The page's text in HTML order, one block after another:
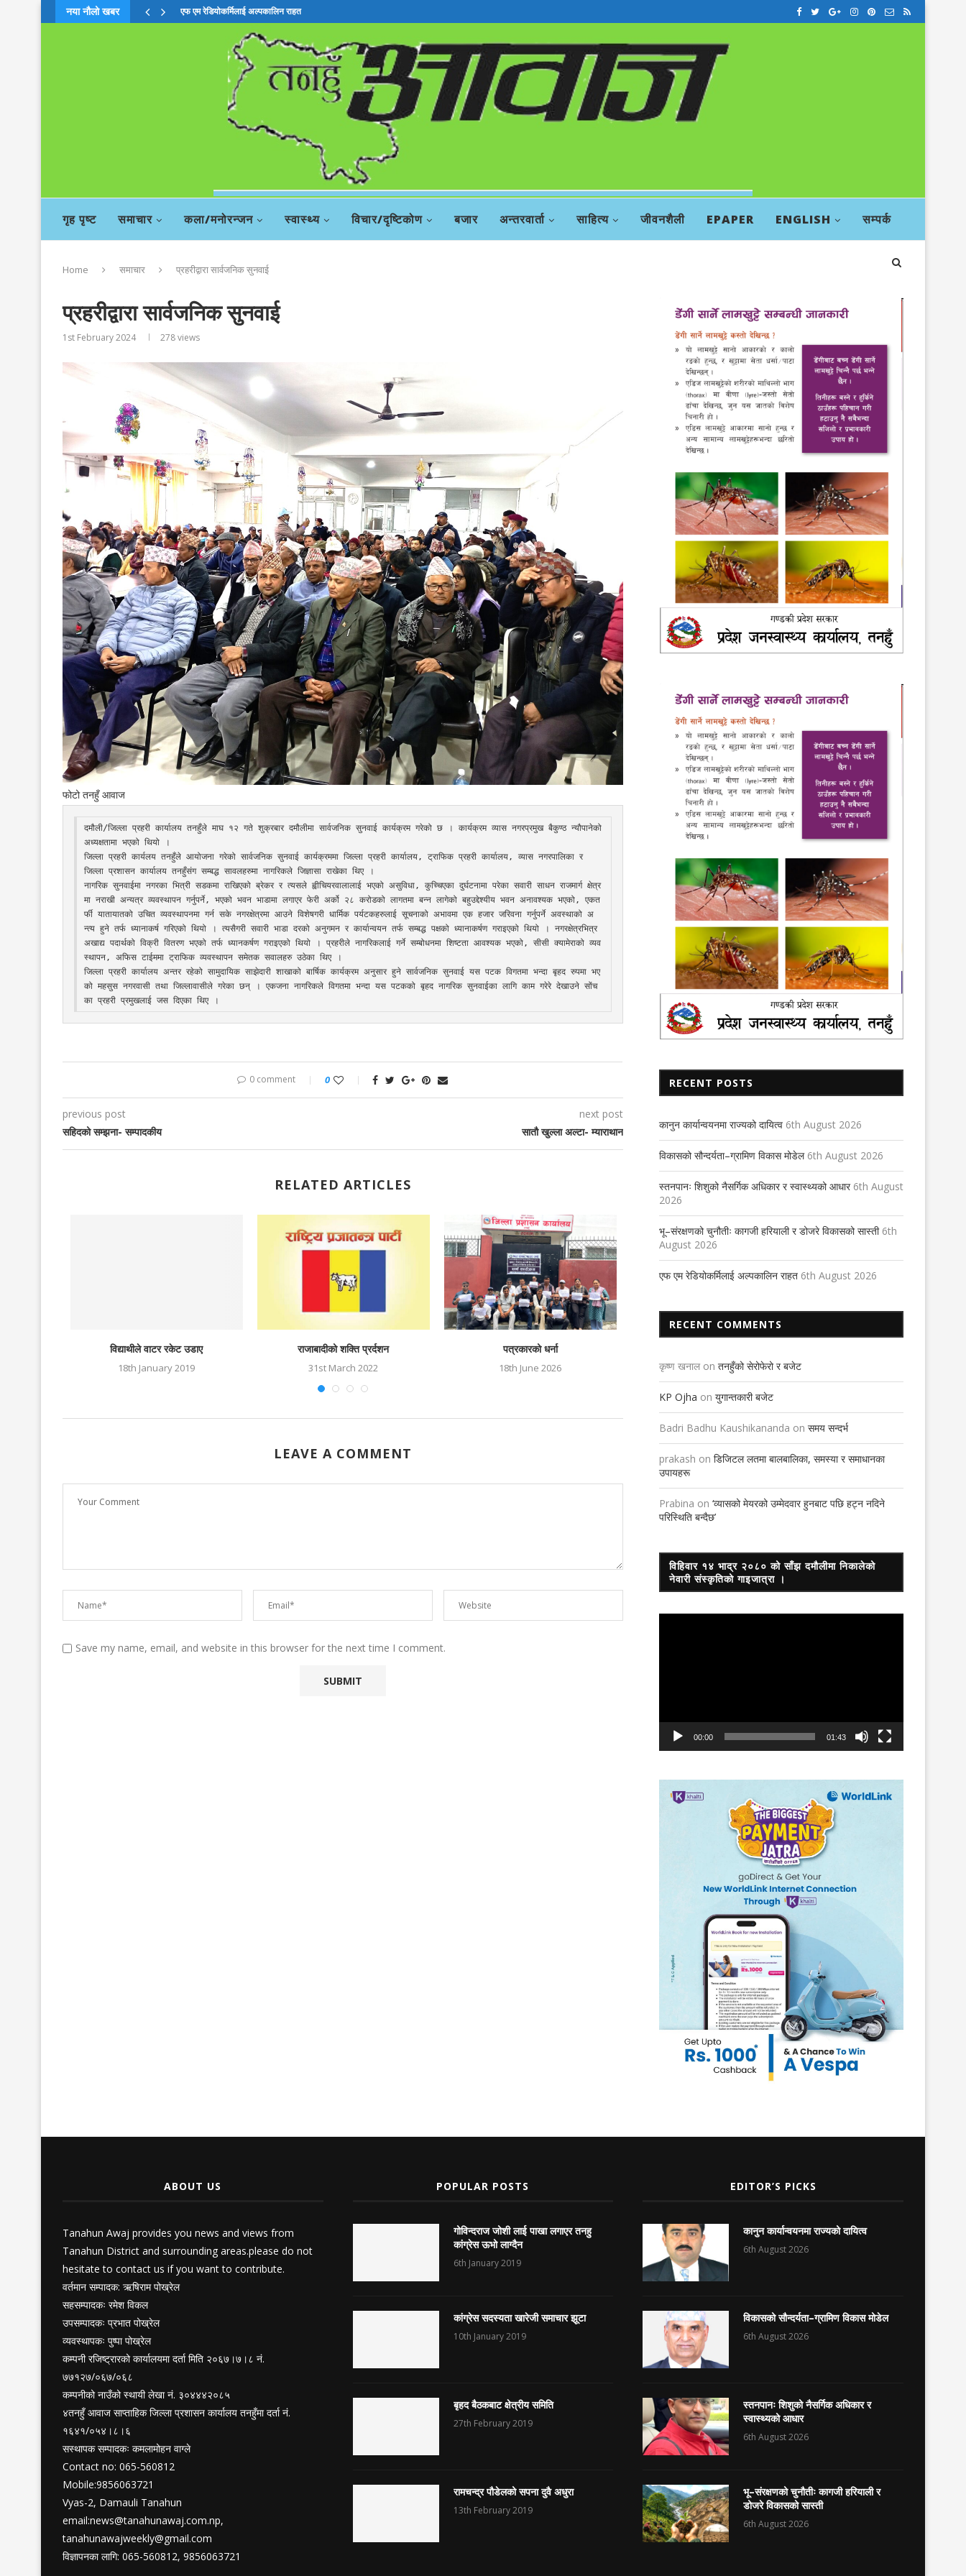
नया नौलो खबर
एफ एम रेडियोकर्मिलाई अल्पकालिन राहत
चिया बहसमाः दाहालको सदस्यता खारेजी सिफारिस
गृह पृष्ट समाचार कला/मनोरन्जन स्वास्थ्य विचार/दृष्टिकोण बजार अन्तरवार्ता साहित्य जीवनशैली EPAPER ENGLISH सम्पर्क
Home समाचार प्रहरीद्वारा सार्वजनिक सुनवाई
प्रहरीद्वारा सार्वजनिक सुनवाई
1st February 2024 278views
फोटो तनहुँ आवाज
दमौली/जिल्ला प्रहरी कार्यालय तनहुँले माघ १२ गते शुक्रबार दमौलीमा सार्वजनिक सुनवाई कार्यक्रम गरेको छ । कार्यक्रम व्यास नगरप्रमुख बैकुण्ठ न्यौपानेको
अध्यक्षतामा भएको थियो ।
जिल्ला प्रहरी कार्यलय तनहुँले आयोजना गरेको सार्वजनिक सुनवाई कार्यक्रममा जिल्ला प्रहरी कार्यालय, ट्राफिक प्रहरी कार्यालय, व्यास नगरपालिका र
जिल्ला प्रशासन कार्यालय तनहुँसंग सम्बद्ध सावलहरुमा नागरिकले जिज्ञासा राखेका थिए ।
नागरिक सुनवाईमा नगरका भित्री सडकमा राखिएको ब्रेकर र त्यसले ह्वीचियरवालालाई भएको असुविधा, कुच्चिएका दुर्घटनामा परेका सवारी साधन राजमार्ग क्षेत्र
मा नराखी अन्यत्र व्यवस्थापन गर्नुपर्ने, भएको भवन भाडामा लगाएर फेरी अर्को २८ करोडको लागतमा बन्न लागेको बहुउद्देश्यीय भवन अनावश्यक भएको, एकत
र्फी यातायातको उचित व्यवस्थापनमा गर्न सके नगरक्षेत्रमा आउने विशेषगरी धार्मिक पर्यटकहरुलाई सूचनाको अभावमा एक हजार जरिवना गर्नुपर्ने अवस्थाको अ
न्त्य हुने तर्फ ध्यानाकर्ष गरिएको थियो । त्यसैगरी सवारी भाडा दरको अनुगमन र कार्यान्वयन तर्फ सम्बद्ध पक्षको ध्यानाकर्षण गराइएको थियो । नगरक्षेत्रभित्र
अखाद्य पदार्थको विक्री वितरण भएको तर्फ ध्यानकर्षण गराइएको थियो । प्रहरीले नागरिकलाई गर्ने सम्बोधनमा शिष्टता आवश्यक भएको, सीसी क्यामेराको व्यव
स्थापन, अफिस टाईममा ट्राफिक व्यवस्थापन समेतक सवालहरु उठेका थिए ।
जिल्ला प्रहरी कार्यालय अन्तर रहेको सामुदायिक साझेदारी शाखाको बार्षिक कार्यक्रम अनुसार हुने सार्वजनिक सुनवाई यस पटक विगतमा भन्दा बृहद रुपमा भए
को महसुस नगरवासी तथा जिल्लावासीले गरेका छन् । एकजना नागरिकले विगतमा भन्दा यस पटकको बृहद नागरिक सुनवाईका लागि काम गरेरे देखाउने सोंच
का प्रहरी प्रमुखलाई जस दिएका थिए ।
0 comment 0
previous post
सहिदको सम्झना- सम्पादकीय
next post
सातौ खुल्ला अल्टा- म्याराथान
RELATED ARTICLES
विद्याथीले वाटर रकेट उडाए
18th January 2019
राजाबादीको शक्ति प्रर्दशन
31st March 2022
पत्रकारको धर्ना
18th June 2026 13th December 2018
LEAVE A COMMENT
Save my name, email, and website in this browser for the next time I comment.
RECENT POSTS
कानुन कार्यान्वयनमा राज्यको दायित्व 6th August 2026
विकासको सौन्दर्यता–ग्रामिण विकास मोडेल 6th August 2026
स्तनपानः शिशुको नैसर्गिक अधिकार र स्वास्थ्यको आधार 6th August
2026
भू–संरक्षणको चुनौतीः कागजी हरियाली र डोजरे विकासको सास्ती 6th
August 2026
एफ एम रेडियोकर्मिलाई अल्पकालिन राहत 6th August 2026
RECENT COMMENTS
कृष्ण खनाल on तनहुँको सेरोफेरो र बजेट
KP Ojha on युगान्तकारी बजेट
Badri Badhu Kaushikananda on समय सन्दर्भ
prakash on डिजिटल लतमा बालबालिका, समस्या र समाधानका
उपायहरू
Prabina on ‘व्यासको मेयरको उम्मेदवार हुनबाट पछि हट्न नदिने
परिस्थिति बन्दैछ’
विहिवार १४ भाद्र २०८० को साँझ दमौलीमा निकालेको
नेवारी संस्कृतिको गाइजात्रा ।
00:00 01:43
ABOUT US
Tanahun Awaj provides you news and views from
Tanahun District and surrounding areas.please do not
hesitate to contact us if you want to contribute.
वर्तमान सम्पादक: ऋषिराम पोख्रेल
सहसम्पादकः रमेश विकल
उपसम्पादकः प्रभात पोख्रेल
व्यवस्थापकः पुष्पा पोख्रेल
कम्पनी रजिष्ट्रारको कार्यालयमा दर्ता मिति २०६७।७।८ नं.
७७१२७/०६७/०६८
कम्पनीको नाउँको स्थायी लेखा नं. ३०४४४२०८५
४तनहुँ आवाज साप्ताहिक जिल्ला प्रशासन कार्यालय तनहुँमा दर्ता नं.
१६४१/०५४।८।६
सस्थापक सम्पादकः कमलामोहन वाग्ले
Contact no: 065-560812
Mobile:9856063721
Vyas-2, Damauli Tanahun
email:news@tanahunawaj.com.np,
tanahunawajweekly@gmail.com
विज्ञापनका लागि: 065-560812, 9856063721
POPULAR POSTS
गोविन्दराज जोशी लाई पाखा लगाएर तनहु
कांग्रेस ऊभो लाग्दैन
6th January 2019
कांग्रेस सदस्यता खारेजी समाचार झूटा
10th January 2019
बृहद बैठकबाट क्षेत्रीय समिति
27th February 2019
रामचन्द्र पौडेलको सपना दुवै अधुरा
13th February 2019
EDITOR’S PICKS
कानुन कार्यान्वयनमा राज्यको दायित्व
6th August 2026
विकासको सौन्दर्यता–ग्रामिण विकास मोडेल
6th August 2026
स्तनपानः शिशुको नैसर्गिक अधिकार र
स्वास्थ्यको आधार
6th August 2026
भू–संरक्षणको चुनौतीः कागजी हरियाली र
डोजरे विकासको सास्ती
6th August 2026